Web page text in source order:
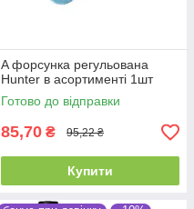
A форсунка регульована
Hunter в асортименті 1шт
Готово до відправки
85,70 ₴ 95,22 ₴
Купити